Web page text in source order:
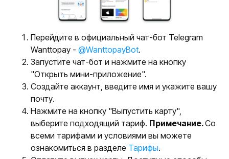
Перейдите в официальный чат-бот Telegram
Wanttopay - @WanttopayBot.
Запустите чат-бот и нажмите на кнопку
"Открыть мини-приложение".
Создайте аккаунт, введите имя и укажите вашу
почту.
Нажмите на кнопку "Выпустить карту",
выберите подходящий тариф. Примечание.Со
всеми тарифами и условиями вы можете
ознакомиться в разделе Тарифы.